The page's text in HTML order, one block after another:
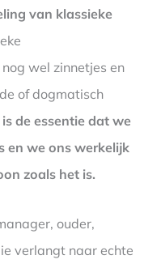
van klassieke
wel zinnetjes en
of dogmatisch
de essentie dat we
en we ons werkelijk
zoals het is.
ouder,
verlangt naar echte